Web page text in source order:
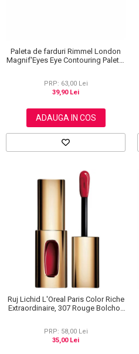
Paleta de farduri Rimmel London
Magnif'Eyes Eye Contouring Palette
PRP: 63,00 Lei
39,90 Lei
ADAUGA IN COS
Ruj Lichid L'Oreal Paris Color Riche
Extraordinaire, 307 Rouge Bolchoi,
PRP: 58,00 Lei
35,00 Lei